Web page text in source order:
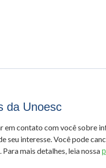
da Unoesc
em contato com você sobre
seu interesse. Você pode
mais detalhes, leia nossa